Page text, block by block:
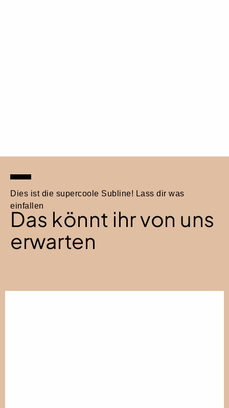
Dies ist die supercoole Subline! Lass dir was
einfallen
Das könnt ihr von uns
erwarten